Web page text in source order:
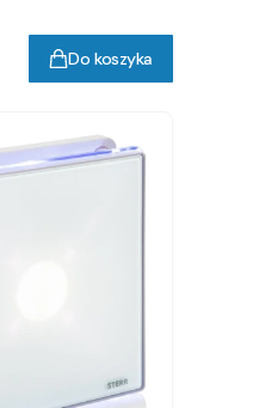
Do koszyka